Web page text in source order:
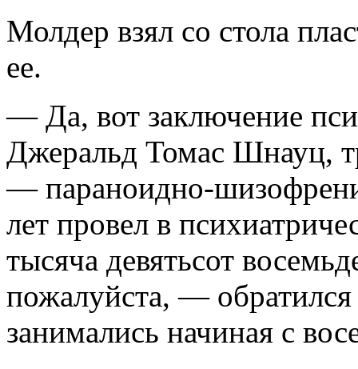
Молдер взял со стола
ее.
— Да, вот заключение
Джеральд Томас Шнауц,
— параноидно-
лет провел в
тысяча девятьсот
пожалуйста, —
занимались начиная с